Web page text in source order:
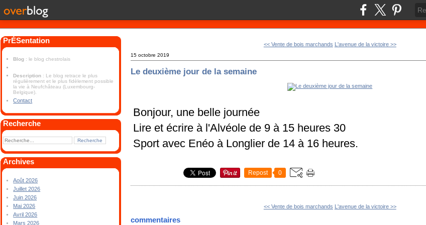
PrÉSentation
Blog : le blog chestrolais
Description : Le blog retrace le plus
régulièrement et le plus fidèlement possible
la vie à Neufchâteau (Luxembourg-
Belgique).
Contact
Recherche
Archives
Août 2026
Juillet 2026
Juin 2026
Mai 2026
Avril 2026
Mars 2026
<< Vente de bois marchands L'avenue de la victoire >>
15 octobre 2019
Le deuxième jour de la semaine
Bonjour, une belle journée
Lire et écrire à l'Alvéole de 9 à 15 heures 30
Sport avec Enéo à Longlier de 14 à 16 heures.
Repost 0
<< Vente de bois marchands L'avenue de la victoire >>
commentaires